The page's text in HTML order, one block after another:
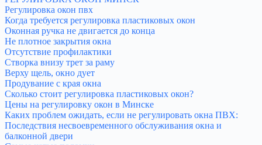
Регулировка окон пвх
Когда требуется регулировка пластиковых окон
Оконная ручка не двигается до конца
Не плотное закрытия окна
Отсутствие профилактики
Створка внизу трет за раму
Верху щель, окно дует
Продувание с края окна
Сколько стоит регулировка пластиковых окон?
Цены на регулировку окон в Минске
Каких проблем ожидать, если не регулировать окна ПВХ:
Последствия несвоевременного обслуживания окна и
балконной двери